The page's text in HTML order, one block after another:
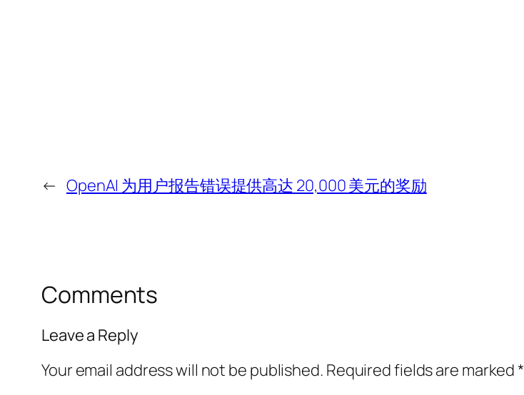
← OpenAI 为用户报告错误提供高达 20,000 美元的奖励
Comments
Leave a Reply
Your email address will not be published. Required fields are marked*